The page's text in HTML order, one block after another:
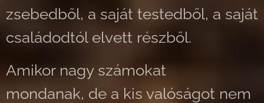
zsebedből, a saját testedből, a saját
családodtól elvett részből.
Amikor nagy számokat
mondanak, de a kis valóságot nem